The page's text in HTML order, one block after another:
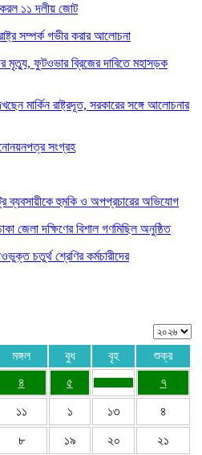
করল ১১ দলীয় জোট
সম্পর্ক গভীর করার আলোচনা
মৃত্যু, ফুটওভার ব্রিজের দাবিতে মহাসড়ক
মার্কিন রাষ্ট্রদূত, সরকারের সঙ্গে আলোচনার
সংগ্রহ
ব্যবসায়ীকে হুমকি ও অপপ্রচারের অভিযোগ
জেলা দক্ষিণের বিশাল গণমিছিল অনুষ্ঠিত
চতুর্থ শ্রেণির কর্মচারীদের
মঙ্গল বুধ বৃহ
শুক্র
৪ ৫ ৭
১১ ১ ১৩ ৪
৮ ১৯ ২০ ২১